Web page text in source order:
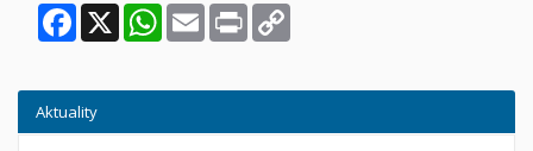
Facebook
X WhatsApp
Email Print
Aktuality